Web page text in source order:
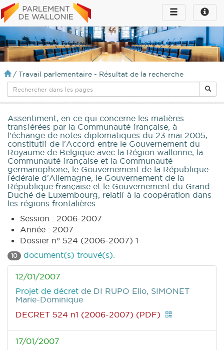
Toggle
infos
Toggle
navigation
/ Travail parlementaire - Résultat de la recherche
Assentiment, en ce qui concerne les matières
transférées par la Communauté française, à
l'échange de notes diplomatiques du 23 mai 2005,
constitutif de l'Accord entre le Gouvernement du
Royaume de Belgique avec la Région wallonne, la
Communauté française et la Communauté
germanophone, le Gouvernement de la République
fédérale d'Allemagne, le Gouvernement de la
République française et le Gouvernement du Grand-
Duché de Luxembourg, relatif à la coopération dans
les régions frontalières
Session : 2006-2007
Année : 2007
Dossier n° 524 (2006-2007) 1
10 document(s) trouvé(s).
12/01/2007
Projet de décret de DI RUPO Elio, SIMONET
Marie-Dominique
DECRET 524 n1 (2006-2007) (PDF)
17/01/2007